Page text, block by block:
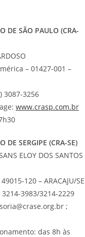
DE SÃO PAULO (CRA-
– 01427-001 –
3087-3256
www.crasp.com.br
DE SERGIPE (CRA-SE)
ELOY DOS SANTOS
120 – ARACAJU/SE
3214-3983/3214-2229
;
das 8h às